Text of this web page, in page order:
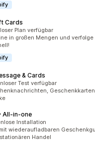
Cards
Plan verfügbar
in großen Mengen und verfolge
& Cards
insgesamtTest verfügbar
All‑in‑one
Installation
wiederaufladbaren
Handel